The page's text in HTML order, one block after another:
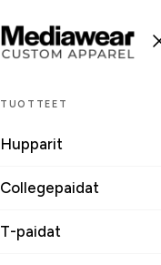
TUOTTEET
Hupparit
Collegepaidat
T-paidat